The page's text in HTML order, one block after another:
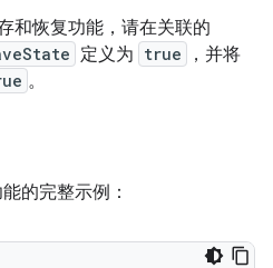
和恢复功能，请在关联的
定义为 true ，并将
。
的完整示例：